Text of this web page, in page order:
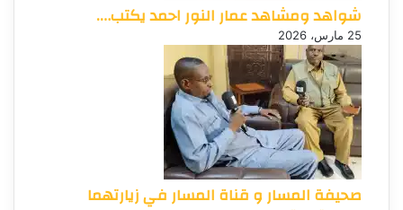
شواهد ومشاهد عمار النور احمد يكتب….
25 مارس، 2026
صحيفة المسار و قناة المسار في زيارتهما